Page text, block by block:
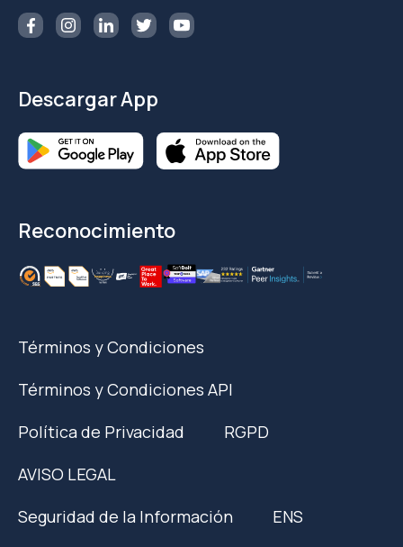
Descargar App
Reconocimiento
Términos y Condiciones
Términos y Condiciones API
Política de Privacidad
RGPD
AVISO LEGAL
Seguridad de la Información
ENS